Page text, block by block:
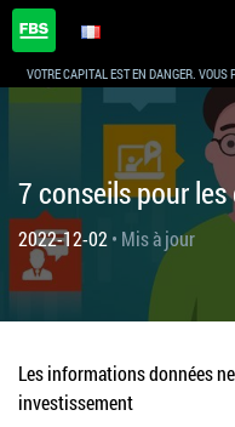
VOTRE CAPITAL EST EN DANGER. VOUS
7 conseils pour
2022-12-02 • Mis à jour
Les informations données
investissement